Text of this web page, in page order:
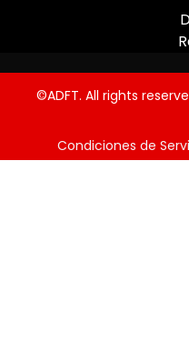
©ADFT. All rights
Condiciones de